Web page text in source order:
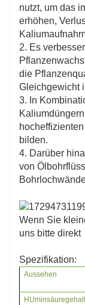
nutzt, um das
erhöhen,
2. Es
die
Gleichgewicht
3. In
bilden.
4. Darüber
von
Wenn Sie
uns bitte direkt
Spezifikation:
Aussehen
HUminsäuregehalt